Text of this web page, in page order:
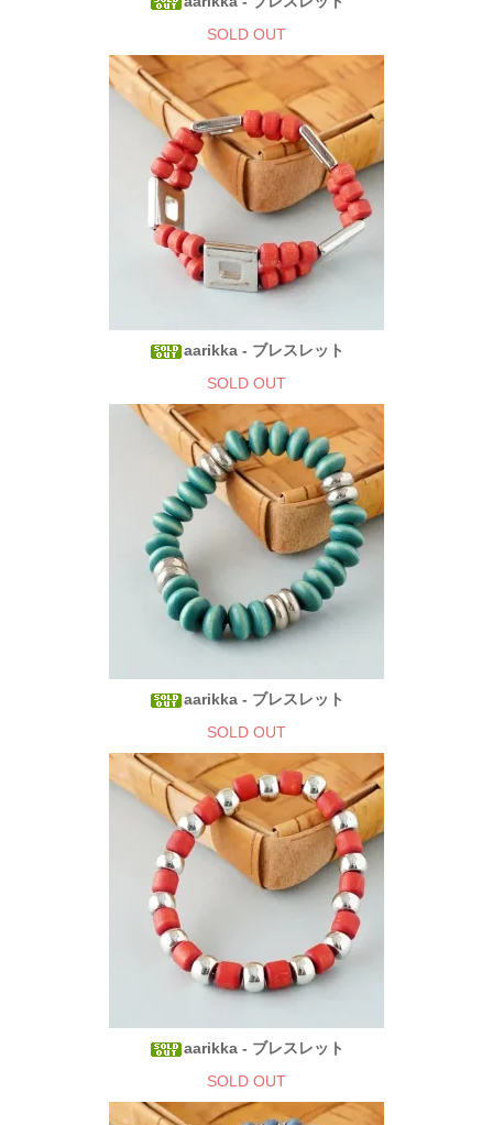
SOLD OUT
aarikka - ブレスレット
SOLD OUT
aarikka - ブレスレット
SOLD OUT
aarikka - ブレスレット
SOLD OUT